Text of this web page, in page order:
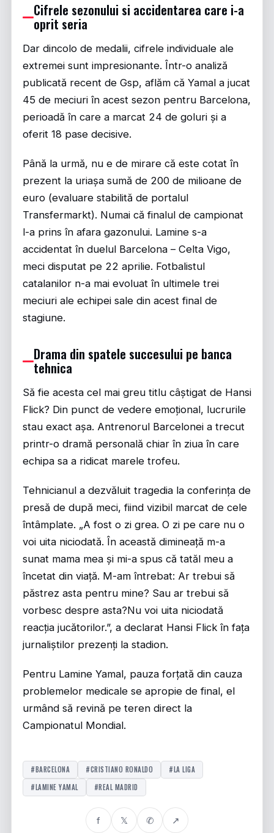
Cifrele sezonului si accidentarea care i-a
oprit seria
Dar dincolo de medalii, cifrele individuale ale
extremei sunt impresionante. Într-o analiză
publicată recent de Gsp, aflăm că Yamal a jucat
45 de meciuri în acest sezon pentru Barcelona,
perioadă în care a marcat 24 de goluri și a
oferit 18 pase decisive.
Până la urmă, nu e de mirare că este cotat în
prezent la uriașa sumă de 200 de milioane de
euro (evaluare stabilită de portalul
Transfermarkt). Numai că finalul de campionat
l-a prins în afara gazonului. Lamine s-a
accidentat în duelul Barcelona – Celta Vigo,
meci disputat pe 22 aprilie. Fotbalistul
catalanilor n-a mai evoluat în ultimele trei
meciuri ale echipei sale din acest final de
stagiune.
Drama din spatele succesului pe banca
tehnica
Să fie acesta cel mai greu titlu câștigat de Hansi
Flick? Din punct de vedere emoțional, lucrurile
stau exact așa. Antrenorul Barcelonei a trecut
printr-o dramă personală chiar în ziua în care
echipa sa a ridicat marele trofeu.
Tehnicianul a dezvăluit tragedia la conferința de
presă de după meci, fiind vizibil marcat de cele
întâmplate. „A fost o zi grea. O zi pe care nu o
voi uita niciodată. În această dimineață m-a
sunat mama mea și mi-a spus că tatăl meu a
încetat din viață. M-am întrebat: Ar trebui să
păstrez asta pentru mine? Sau ar trebui să
vorbesc despre asta?Nu voi uita niciodată
reacția jucătorilor.”, a declarat Hansi Flick în fața
jurnaliștilor prezenți la stadion.
Pentru Lamine Yamal, pauza forțată din cauza
problemelor medicale se apropie de final, el
urmând să revină pe teren direct la
Campionatul Mondial.
#BARCELONA #CRISTIANO RONALDO
#LA LIGA
#LAMINE YAMAL
#REAL MADRID
f 𝕏 ✆ ↗